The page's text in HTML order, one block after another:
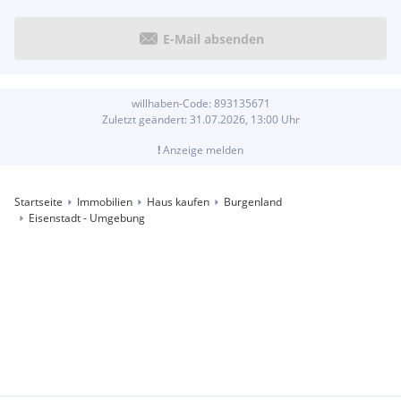
E-Mail absenden
willhaben-Code: 893135671
Zuletzt geändert: 31.07.2026, 13:00Uhr
!Anzeige melden
Startseite Immobilien Haus kaufen
Burgenland
Eisenstadt - Umgebung